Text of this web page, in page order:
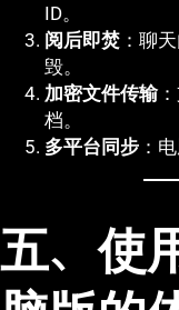
ID。
阅后即焚 ：聊
毁。
加密文件传输
档。
多平台同步 ：
五、使